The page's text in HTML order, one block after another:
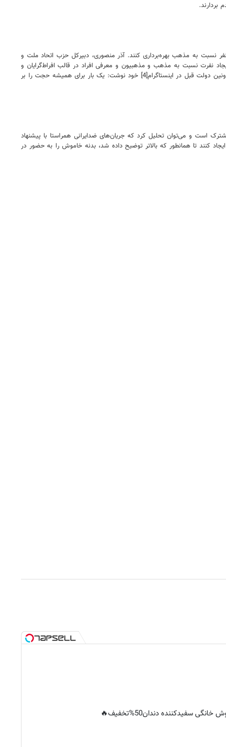
بردارند.
نسبت به مذهب بهره‌برداری کنند. آذر منصوری، دبیرکل حزب اتحاد ملت و
نفرت نسبت به مذهب و مذهبیون و معرفی افراد در قالب افراط‌گرایان و
استفاده از عناوینی همچون «ورود بوکوحرام و داعش» از جمله اقدامات اخیر این جریان سیاسی بوده است. در راستای القای همین مفهوم، معصومه ابتکار، از معاونین دولت قبل در اینستاگرام[4] خود نوشت: یک بار برای همیشه حجت را بر
است و می‌توان تحلیل کرد که جریان‌های ضدایرانی همراستا با پیشنهاد
کنند تا همانطور که بالاتر توضیح داده شد، بدنه خاموش را به حضور در
سفیدکننده دندان50%تخفیف🔥